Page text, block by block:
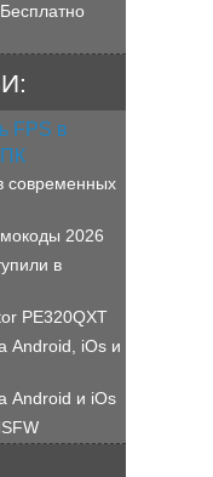
современных
2026
в
PE320QXT
Android, iOs и
Android и iOs